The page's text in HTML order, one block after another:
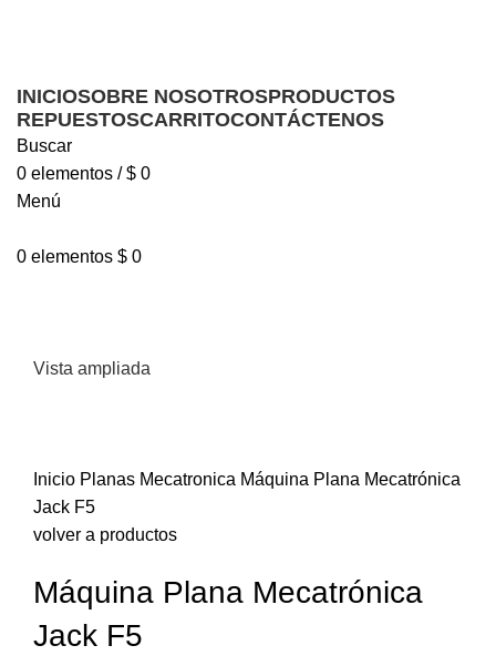
INICIOSOBRE NOSOTROSPRODUCTOS
REPUESTOSCARRITOCONTÁCTENOS
Buscar
0 elementos / $ 0
Menú
0 elementos $ 0
Vista ampliada
Inicio Planas Mecatronica Máquina Plana Mecatrónica
Jack F5
volver a productos
Máquina Plana Mecatrónica
Jack F5